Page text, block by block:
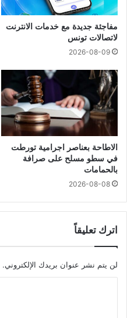
مفاجئة جديدة مع خدمات الانترنت
لاتصالات تونس
2026-08-09
الاطاحة بعناصر اجرامية تورطت
في سطو مسلح على صرافة
بالحمامات
2026-08-08
اترك تعليقاً
لن يتم نشر عنوان بريدك الإلكتروني.